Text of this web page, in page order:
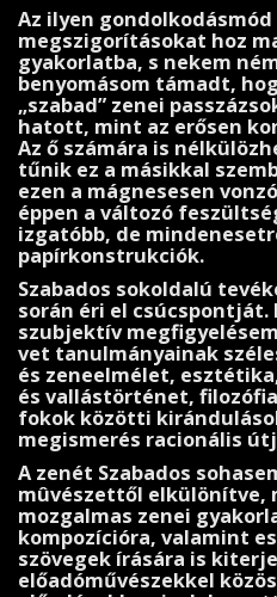
Az ilyen
megszigorításokat hoz
gyakorlatba, s nekem
benyomásom támadt,
„szabad” zenei
hatott, mint az erősen
Az ő számára is
tűnik ez a másikkal
ezen a mágnesesen
éppen a változó
izgatóbb, de
papír­kon­strukciók.
Szabados sokoldalú
során éri el csúcspontját.
szubjektív
vet tanulmányainak
és zeneelmélet,
és vallástörténet,
fokok közötti
megismerés racionális
A zenét Szabados
mûvészettől el­különítve,
mozgalmas zenei
kompozícióra, valamint
szövegek írásá­ra is
előadóművészekkel